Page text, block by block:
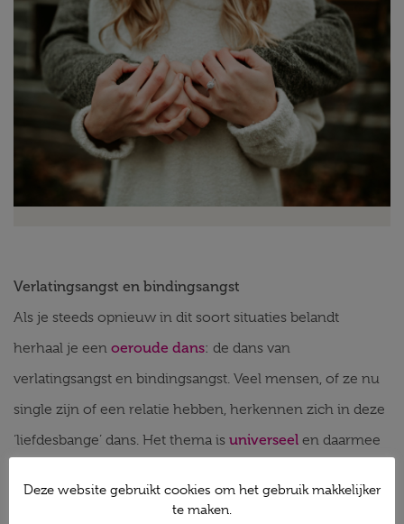
Verlatingsangst en bindingsangst
Als je steeds opnieuw in dit soort situaties belandt
herhaal je een oeroude dans: de dans van
verlatingsangst en bindingsangst. Veel mensen, of ze nu
single zijn of een relatie hebben, herkennen zich in deze
‘liefdesbange’ dans. Het thema is universeel en daarmee
Deze website gebruikt cookies om het gebruik makkelijker
te maken.